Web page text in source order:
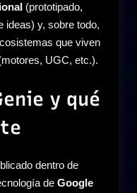
(prototipado,
ideas) y, sobre todo,
que viven
UGC, etc.).
y qué
dentro de
de Google